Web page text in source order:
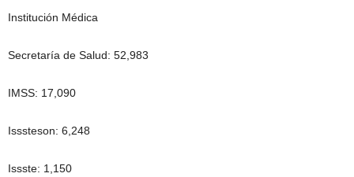
Institución Médica
Secretaría de Salud: 52,983
IMSS: 17,090
Isssteson: 6,248
Issste: 1,150